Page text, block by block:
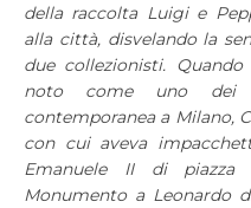
della raccolta Luigi e
alla città, disvelando la
due collezionisti.
noto come uno dei
contemporanea a Milano,
con cui aveva
Emanuele II di
Monumento a Leonardo